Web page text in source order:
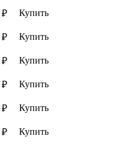
₽
Купить
₽
Купить
₽
Купить
₽
Купить
₽
Купить
₽
Купить